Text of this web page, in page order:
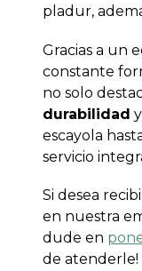
pladur,
Gracias a un
constante
no solo
durabilidad
escayola
servicio
Si desea
en nuestra
dude en
de atenderle!